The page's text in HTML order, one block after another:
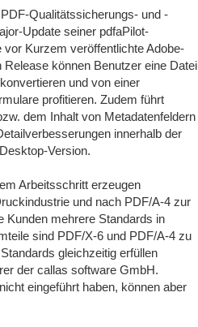
Qualitätssicherungs- und -
Update seiner pdfaPilot-
Kurzem veröffentlichte Adobe-
können Benutzer eine Datei
und von einer
profitieren. Zudem führt
dem Inhalt von Metadatenfeldern
innerhalb der
Version.
Arbeitsschritt erzeugen
und nach PDF/A-4 zur
Kunden mehrere Standards in
sind PDF/X-6 und PDF/A-4 zu
gleichzeitig erfüllen
der callas software GmbH.
eingeführt haben, können aber